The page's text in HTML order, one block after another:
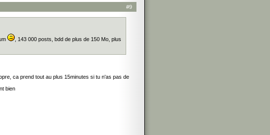
#9
, 143 000 posts, bdd de plus de 150 Mo, plus
ca prend tout au plus 15minutes si tu n'as pas de
bien